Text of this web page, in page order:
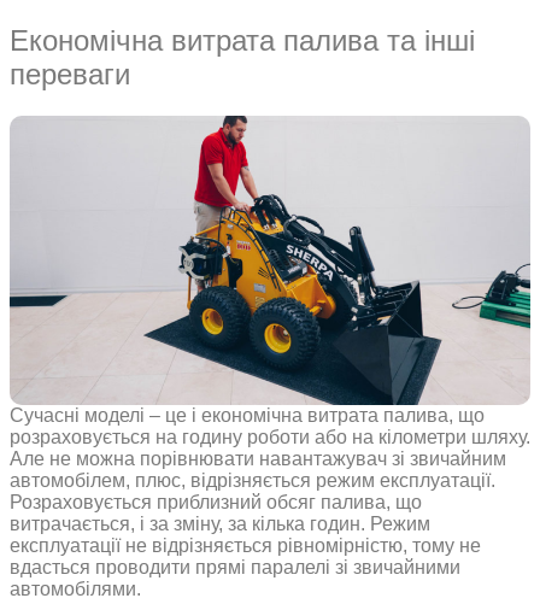
Економічна витрата палива та інші
переваги
Сучасні моделі – це і економічна витрата палива, що
розраховується на годину роботи або на кілометри шляху.
Але не можна порівнювати навантажувач зі звичайним
автомобілем, плюс, відрізняється режим експлуатації.
Розраховується приблизний обсяг палива, що
витрачається, і за зміну, за кілька годин. Режим
експлуатації не відрізняється рівномірністю, тому не
вдасться проводити прямі паралелі зі звичайними
автомобілями.